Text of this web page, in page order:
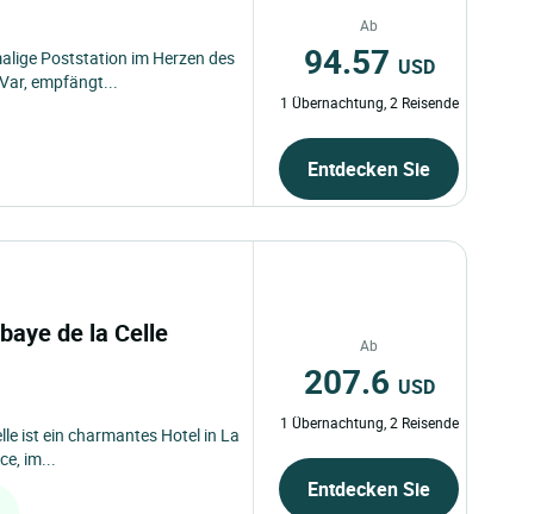
Poststation im Herzen des
empfängt...
Ab
94.57 USD
1 Übernachtung, 2 Reisende
Entdecken Sie
de la Celle
ist ein charmantes Hotel in La
im...
Ab
207.6 USD
1 Übernachtung, 2 Reisende
Entdecken Sie